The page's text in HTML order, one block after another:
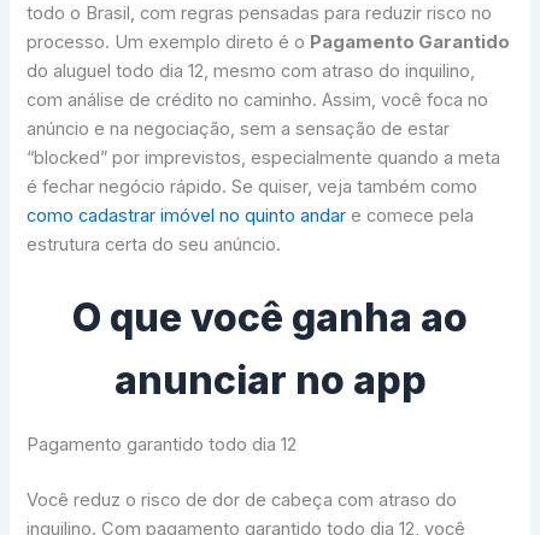
todo o Brasil, com regras pensadas para reduzir risco no
processo. Um exemplo direto é o Pagamento Garantido
do aluguel todo dia 12, mesmo com atraso do inquilino,
com análise de crédito no caminho. Assim, você foca no
anúncio e na negociação, sem a sensação de estar
“blocked” por imprevistos, especialmente quando a meta
é fechar negócio rápido. Se quiser, veja também como
como cadastrar imóvel no quinto andar e comece pela
estrutura certa do seu anúncio.
O que você ganha ao
anunciar no app
Pagamento garantido todo dia 12
Você reduz o risco de dor de cabeça com atraso do
inquilino. Com pagamento garantido todo dia 12, você